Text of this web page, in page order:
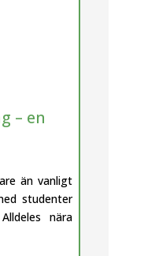
– en
än vanligt
studenter
nära